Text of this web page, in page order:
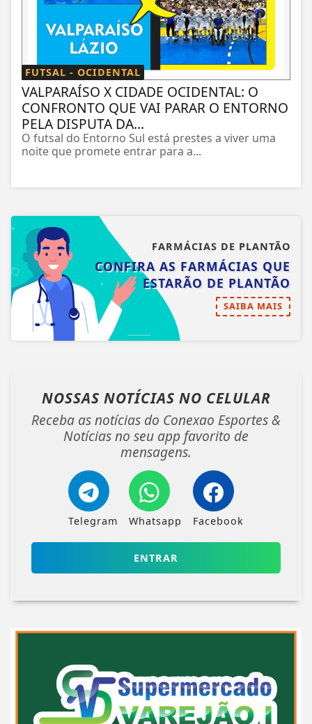
FUTSAL - OCIDENTAL
VALPARAÍSO X CIDADE OCIDENTAL: O
CONFRONTO QUE VAI PARAR O ENTORNO
PELA DISPUTA DA...
O futsal do Entorno Sul está prestes a viver uma
noite que promete entrar para a...
FARMÁCIAS DE PLANTÃO
CONFIRA AS FARMÁCIAS QUE
ESTARÃO DE PLANTÃO
SAIBA MAIS
NOSSAS NOTÍCIAS NO CELULAR
Receba as notícias do Conexao Esportes &
Notícias no seu app favorito de
mensagens.
Telegram Whatsapp Facebook
ENTRAR